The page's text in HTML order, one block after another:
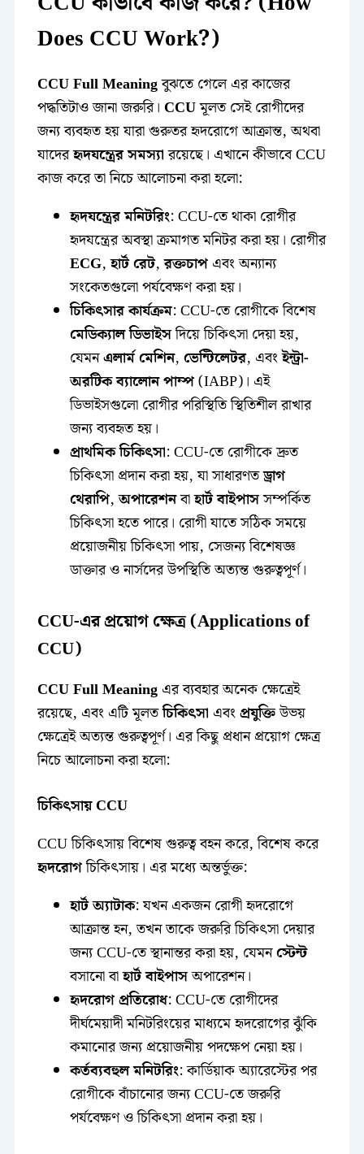
Does CCU Work?)
CCU Full Meaningবুঝতে গেলে এর কাজের
পদ্ধতিটাও জানা জরুরি। CCUমূলত সেই রোগীদের
জন্য ব্যবহৃত হয় যারা গুরুতর হৃদরোগে আক্রান্ত, অথবা
যাদেরহৃদযন্ত্রের সমস্যারয়েছে। এখানে কীভাবে CCU
কাজ করে তা নিচে আলোচনা করা হলো:
হৃদযন্ত্রের মনিটরিং: CCU-তে থাকা রোগীর
হৃদযন্ত্রের অবস্থা ক্রমাগত মনিটর করা হয়। রোগীর
ECG,হার্ট রেট,রক্তচাপএবং অন্যান্য
সংকেতগুলো পর্যবেক্ষণ করা হয়।
চিকিৎসার কার্যক্রম: CCU-তে রোগীকে বিশেষ
মেডিক্যাল ডিভাইসদিয়ে চিকিৎসা দেয়া হয়,
যেমনএলার্ম মেশিন, ভেন্টিলেটর, এবংইন্ট্রা-
অরটিক ব্যালোন পাম্প(IABP)। এই
ডিভাইসগুলো রোগীর পরিস্থিতি স্থিতিশীল রাখার
জন্য ব্যবহৃত হয়।
প্রাথমিক চিকিৎসা: CCU-তে রোগীকে দ্রুত
চিকিৎসা প্রদান করা হয়, যা সাধারণতড্রাগ
থেরাপি,অপারেশনবাহার্ট বাইপাসসম্পর্কিত
চিকিৎসা হতে পারে। রোগী যাতে সঠিক সময়ে
প্রয়োজনীয় চিকিৎসা পায়, সেজন্য বিশেষজ্ঞ
ডাক্তার ও নার্সদের উপস্থিতি অত্যন্ত গুরুত্বপূর্ণ।
CCU-এর প্রয়োগ ক্ষেত্র (Applications of
CCU)
CCU Full Meaningএর ব্যবহার অনেক ক্ষেত্রেই
রয়েছে, এবং এটি মূলতচিকিৎসা এবংপ্রযুক্তিউভয়
ক্ষেত্রেই অত্যন্ত গুরুত্বপূর্ণ। এর কিছু প্রধান প্রয়োগ ক্ষেত্র
নিচে আলোচনা করা হলো:
চিকিৎসায় CCU
CCU চিকিৎসায় বিশেষ গুরুত্ব বহন করে, বিশেষ করে
হৃদরোগচিকিৎসায়। এর মধ্যে অন্তর্ভুক্ত:
হার্ট অ্যাটাক: যখন একজন রোগী হৃদরোগে
আক্রান্ত হন, তখন তাকে জরুরি চিকিৎসা দেয়ার
জন্য CCU-তে স্থানান্তর করা হয়, যেমনস্টেন্ট
বসানো বাহার্ট বাইপাসঅপারেশন।
হৃদরোগ প্রতিরোধ: CCU-তে রোগীদের
দীর্ঘমেয়াদী মনিটরিংয়ের মাধ্যমে হৃদরোগের ঝুঁকি
কমানোর জন্য প্রয়োজনীয় পদক্ষেপ নেয়া হয়।
কর্তব্যবহুল মনিটরিং: কার্ডিয়াক অ্যারেস্টের পর
রোগীকে বাঁচানোর জন্য CCU-তে জরুরি
পর্যবেক্ষণ ও চিকিৎসা প্রদান করা হয়।